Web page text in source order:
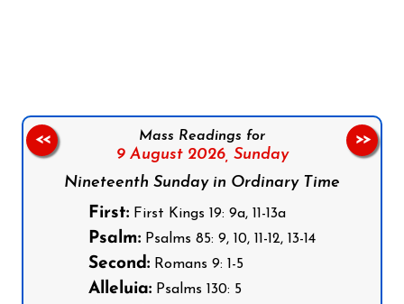
Mass Readings for
9 August 2026, Sunday
Nineteenth Sunday in Ordinary Time
First: First Kings 19: 9a, 11-13a
Psalm: Psalms 85: 9, 10, 11-12, 13-14
Second: Romans 9: 1-5
Alleluia: Psalms 130: 5
<< >>